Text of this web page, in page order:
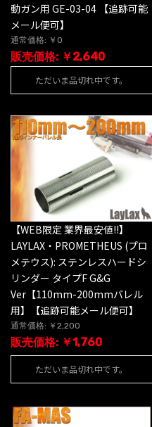
動ガン用 GE-03-04 【追跡可能
メール便可】
通常価格: ￥0
販売価格: ￥2,640
ただいま品切れ中です。
【WEB限定 業界最安値!!】
LAYLAX・PROMETHEUS (プロ
メテウス): ステンレスハードシ
リンダー タイプF G&G
Ver【110mm-200mmバレル
用】【追跡可能メール便可】
通常価格: ￥2,200
販売価格: ￥1,760
ただいま品切れ中です。